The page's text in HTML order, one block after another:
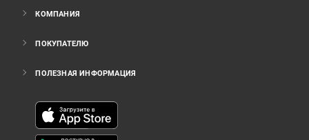
КОМПАНИЯ
ПОКУПАТЕЛЮ
ПОЛЕЗНАЯ ИНФОРМАЦИЯ